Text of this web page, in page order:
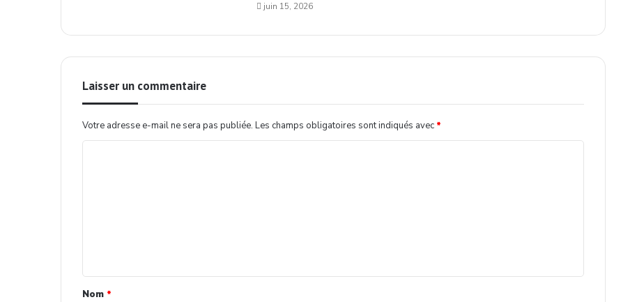
juin 15, 2026
Laisser un commentaire
Votre adresse e-mail ne sera pas publiée. Les champs obligatoires sont indiqués avec *
Nom *